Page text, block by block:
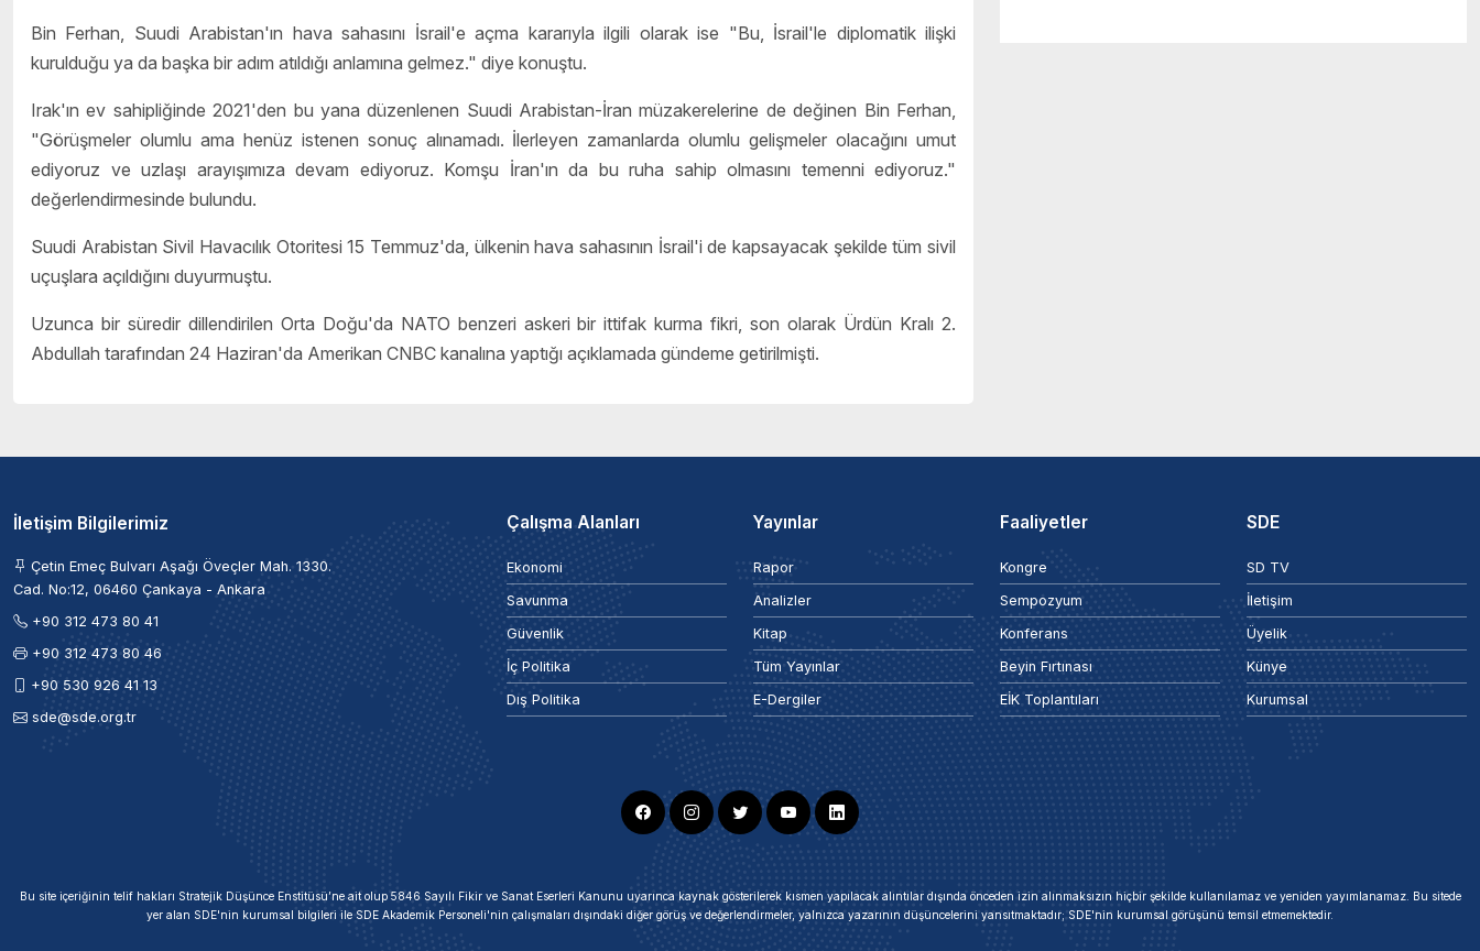
Bin Ferhan, Suudi Arabistan'ın hava sahasını İsrail'e açma kararıyla ilgili olarak ise "Bu, İsrail'le diplomatik ilişki
kurulduğu ya da başka bir adım atıldığı anlamına gelmez." diye konuştu.
Irak'ın ev sahipliğinde 2021'den bu yana düzenlenen Suudi Arabistan-İran müzakerelerine de değinen Bin Ferhan,
"Görüşmeler olumlu ama henüz istenen sonuç alınamadı. İlerleyen zamanlarda olumlu gelişmeler olacağını umut
ediyoruz ve uzlaşı arayışımıza devam ediyoruz. Komşu İran'ın da bu ruha sahip olmasını temenni ediyoruz."
değerlendirmesinde bulundu.
Suudi Arabistan Sivil Havacılık Otoritesi 15 Temmuz'da, ülkenin hava sahasının İsrail'i de kapsayacak şekilde tüm sivil
uçuşlara açıldığını duyurmuştu.
Uzunca bir süredir dillendirilen Orta Doğu'da NATO benzeri askeri bir ittifak kurma fikri, son olarak Ürdün Kralı 2.
Abdullah tarafından 24 Haziran'da Amerikan CNBC kanalına yaptığı açıklamada gündeme getirilmişti.
İletişim Bilgilerimiz
Çetin Emeç Bulvarı Aşağı Öveçler Mah. 1330.
Cad. No:12, 06460 Çankaya - Ankara
+90 312 473 80 41
+90 312 473 80 46
+90 530 926 41 13
sde@sde.org.tr
Çalışma Alanları
Ekonomi
Savunma
Güvenlik
İç Politika
Dış Politika
Yayınlar
Rapor
Analizler
Kitap
Tüm Yayınlar
E-Dergiler
Faaliyetler
Kongre
Sempozyum
Konferans
Beyin Fırtınası
EİK Toplantıları
SDE
SD TV
İletişim
Üyelik
Künye
Kurumsal
Bu site içeriğinin telif hakları Stratejik Düşünce Enstitüsü’ne ait olup 5846 Sayılı Fikir ve Sanat Eserleri Kanunu uyarınca kaynak gösterilerek kısmen yapılacak alıntılar dışında önceden izin alınmaksızın hiçbir şekilde kullanılamaz ve yeniden yayımlanamaz. Bu sitede
yer alan SDE'nin kurumsal bilgileri ile SDE Akademik Personeli'nin çalışmaları dışındaki diğer görüş ve değerlendirmeler, yalnızca yazarının düşüncelerini yansıtmaktadır; SDE'nin kurumsal görüşünü temsil etmemektedir.